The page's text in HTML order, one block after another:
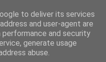
to deliver its services
and user-agent are
and security
generate usage
abuse.